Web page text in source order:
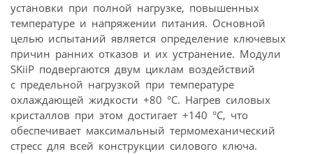
установки при полной нагрузке, повышенных
температуре и напряжении питания. Основной
целью испытаний является определение ключевых
причин ранних отказов и их устранение. Модули
SKiiP подвергаются двум циклам воздействий
с предельной нагрузкой при температуре
охлаждающей жидкости +80 °C. Нагрев силовых
кристаллов при этом достигает +140 °C, что
обеспечивает максимальный термомеханический
стресс для всей конструкции силового ключа.